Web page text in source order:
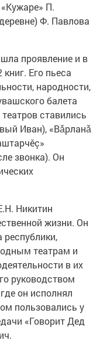
П.
Ф. Павлова
проявление и в
Его пьеса
народности,
балета
ставились
Иван), «Вǎрланǎ
звонка). Он
Никитин
жизни. Он
республики,
театрам и
в их
руководством
он исполнял
пользовались у
«Говорит Дед